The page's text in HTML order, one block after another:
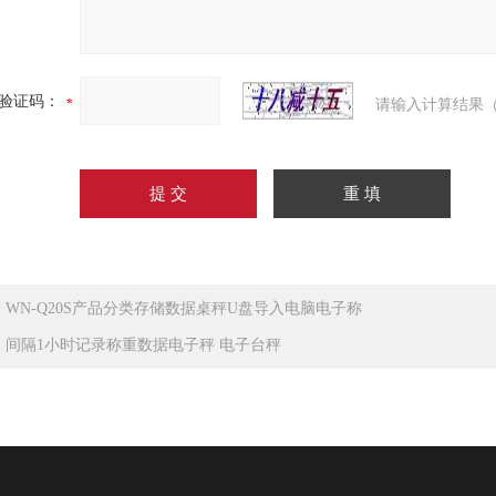
证码： 请输入计算结果
WN-Q20S产品分类存储数据桌秤U盘导入电脑电子称
间隔1小时记录称重数据电子秤 电子台秤